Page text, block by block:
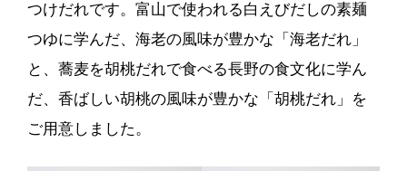
つけだれです。富山で使われる白えびだしの素麺
つゆに学んだ、海老の風味が豊かな「海老だれ」
と、蕎麦を胡桃だれで食べる長野の食文化に学ん
だ、香ばしい胡桃の風味が豊かな「胡桃だれ」を
ご用意しました。